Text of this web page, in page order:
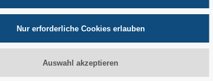
aus Altglas,
die